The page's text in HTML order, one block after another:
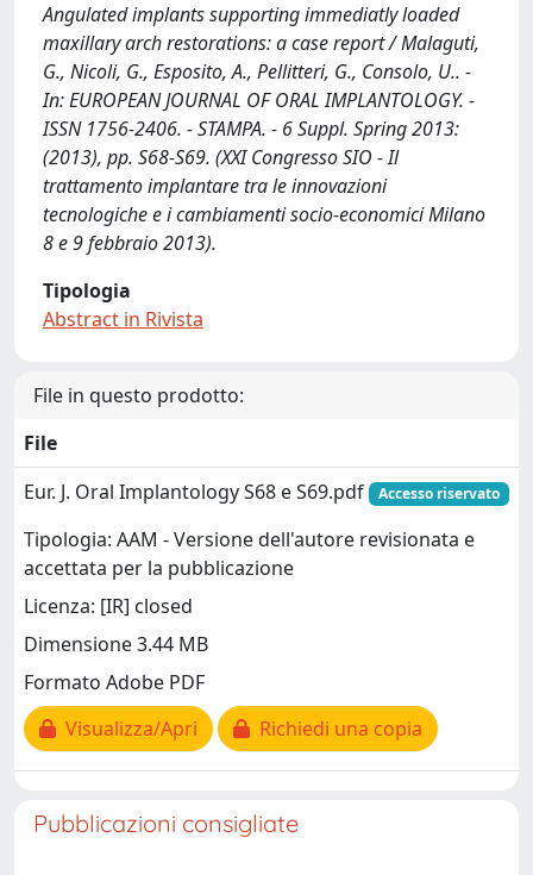
Angulated implants supporting immediatly loaded
maxillary arch restorations: a case report / Malaguti,
G., Nicoli, G., Esposito, A., Pellitteri, G., Consolo, U.. -
In: EUROPEAN JOURNAL OF ORAL IMPLANTOLOGY. -
ISSN 1756-2406. - STAMPA. - 6 Suppl. Spring 2013:
(2013), pp. S68-S69. (XXI Congresso SIO - Il
trattamento implantare tra le innovazioni
tecnologiche e i cambiamenti socio-economici Milano
8 e 9 febbraio 2013).
Tipologia
Abstract in Rivista
File in questo prodotto:
File
Eur. J. Oral Implantology S68 e S69.pdf
Accesso riservato
Tipologia: AAM - Versione dell'autore revisionata e
accettata per la pubblicazione
Licenza: [IR] closed
Dimensione 3.44 MB
Formato Adobe PDF
Visualizza/Apri
Richiedi una copia
Pubblicazioni consigliate